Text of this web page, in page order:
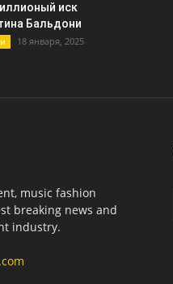
иск
Бальдони
18 января, 2025
music fashion
breaking news and
industry.